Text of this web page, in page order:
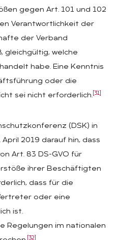
gegen Art. 101 und 102
Verantwortlichkeit der
der Verband
gleichgültig, welche
habe. Eine Kenntnis
oder die
sei nicht erforderlich. [31]
(DSK) in
2019 darauf hin, dass
Art. 83 DS-GVO für
ihrer Beschäftigten
dass für die
oder eine
ist.
Regelungen im nationalen
[32]